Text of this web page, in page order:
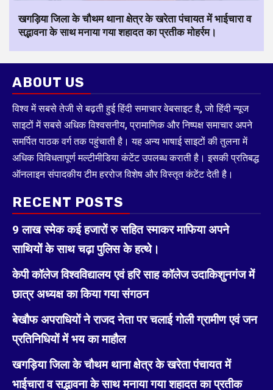
खगड़िया जिला के चौथम थाना क्षेत्र के खरेता पंचायत में भाईचारा व
सद्भावना के साथ मनाया गया शहादत का प्रतीक मोहर्रम।
ABOUT US
विश्व में सबसे तेजी से बढ़ती हुई हिंदी समाचार वेबसाइट है, जो हिंदी न्यूज
साइटों में सबसे अधिक विश्वसनीय, प्रामाणिक और निष्पक्ष समाचार अपने
समर्पित पाठक वर्ग तक पहुंचाती है। यह अन्य भाषाई साइटों की तुलना में
अधिक विविधतापूर्ण मल्टीमीडिया कंटेंट उपलब्ध कराती है। इसकी प्रतिबद्ध
ऑनलाइन संपादकीय टीम हररोज विशेष और विस्तृत कंटेंट देती है।
RECENT POSTS
9 लाख स्मेक कई हजारों रु सहित स्माकर माफिया अपने
साथियों के साथ चढ़ा पुलिस के हत्थे।
केपी कॉलेज विश्वविद्यालय एवं हरि साह कॉलेज उदाकिशुनगंज में
छात्र अध्यक्ष का किया गया संगठन
बेखौफ अपराधियों ने राजद नेता पर चलाई गोली ग्रामीण एवं जन
प्रतिनिधियों में भय का माहौल
खगड़िया जिला के चौथम थाना क्षेत्र के खरेता पंचायत में
भाईचारा व सद्भावना के साथ मनाया गया शहादत का प्रतीक